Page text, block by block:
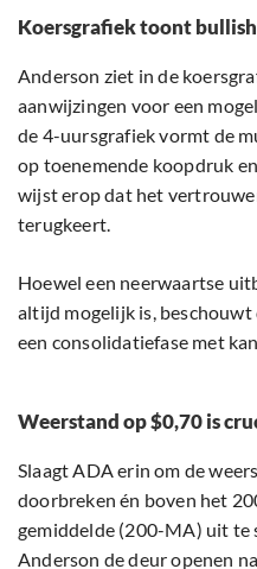
Koersgrafiek toont
Anderson ziet in de
aanwijzingen voor een
de 4-uursgrafiek vormt de
op toenemende koopdruk
wijst erop dat het
terugkeert.
Hoewel een neerwaartse
altijd mogelijk is,
een consolidatiefase met
Weerstand op $0,70 is
Slaagt ADA erin om de
doorbreken én boven het
gemiddelde (200-MA) uit te
Anderson de deur openen